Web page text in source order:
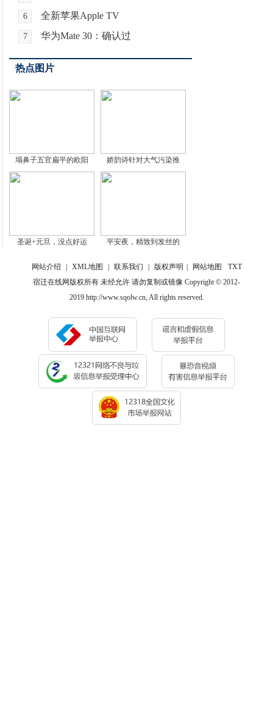
6 全新苹果Apple TV
7 华为Mate 30：确认过
热点图片
塌鼻子五官扁平的欧阳 娇韵诗针对大气污染推
圣诞+元旦，没点好运 平安夜，精致到发丝的
网站介绍 XML地图 联系我们 版权声明 网站地图
TXT
宿迁在线网版权所有 未经允许 请勿复制或镜像 Copyright © 2012-
2019 http://www.sqolw.cn, All rights reserved.